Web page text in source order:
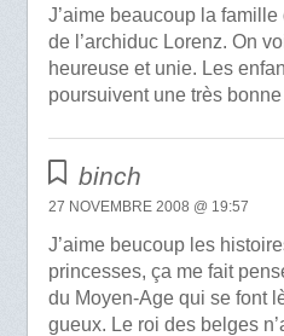
J’aime beaucoup la
de l’archiduc Lorenz. On
heureuse et unie. Les
poursuivent une très
binch
27 NOVEMBRE 2008 @ 19:57
J’aime beucoup les
princesses, ça me fait
du Moyen-Age qui se font
gueux. Le roi des belges